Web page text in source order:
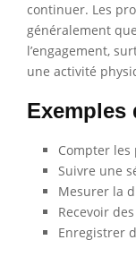
continuer. Les
généralement
l’engagement,
une activité
Exemples
Compter
Suivre une
Mesurer la
Recevoir
Enregistrer